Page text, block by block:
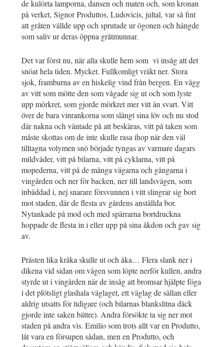
de kulörta lamporna, dansen och maten och, som kronan
på verket, Signor Produttos, Ludovicis, jultal, var så fint
att gråten vällde upp och sprutade ur ögonen och hängde
som saliv ur deras öppna gråtmunnar.
Det var först nu, när alla skulle hem som vi insåg att det
snöat hela tiden. Mycket. Fullkomligt vräkt ner. Stora
sjok, framburna av en hiskelig vind från bergen. En vägg
av vitt som mötte den som vågade sig ut och som lyste
upp mörkret, som gjorde mörkret mer vitt än svart. Vitt
över de bara vinrankorna som slängt sina löv och nu stod
där nakna och väntade på att beskäras, vitt på taken som
måste skottas om de inte skulle rasa ihop när den väl
tilltagna volymen snö började tyngas av varmare dagars
mildväder, vitt på bilarna, vitt på cyklarna, vitt på
mopederna, vitt på de många vägarna och gångarna i
vingården och ner för backen, ner till landsvägen, som
inbäddad i, nej snarare försvunnen i vitt slingrar sig bort
mot staden, där de flesta av gårdens anställda bor.
Nytankade på mod och med spärrarna bortdruckna
hoppade de flesta in i eller upp på sina åkdon och gav sig
av.
Prästen lika kråka skulle ut och åka… Flera slank ner i
dikena vid sidan om vägen som löpte nerför kullen, andra
styrde ut i vingården när de insåg att bromsar hjälpte föga
i det plötsligt glashala väglaget, ett väglag de sällan eller
aldrig utsatts för tidigare (och bilarnas blankslitna däck
gjorde inte saken bättre). Andra försökte ta sig ner mot
staden på andra vis. Emilio som trots allt var en Produtto,
låt vara en försupen sådan, men en Produtto, och